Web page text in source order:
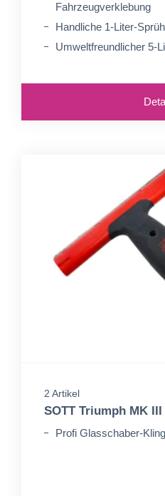
Fahrzeugverklebung
Handliche 1-Liter-
Umweltfreundlicher 5-
2 Artikel
SOTT Triumph MK
Profi Glasschaber-